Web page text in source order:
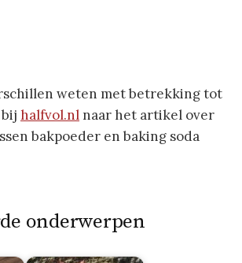
weten met betrekking tot
halfvol.nl naar het artikel over
bakpoeder en baking soda
onderwerpen